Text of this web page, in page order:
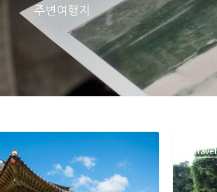
주변여행지
Travel